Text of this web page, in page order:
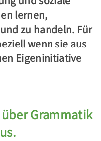
lernen,
zu handeln. Für
wenn sie aus
Eigeninitiative
Grammatik